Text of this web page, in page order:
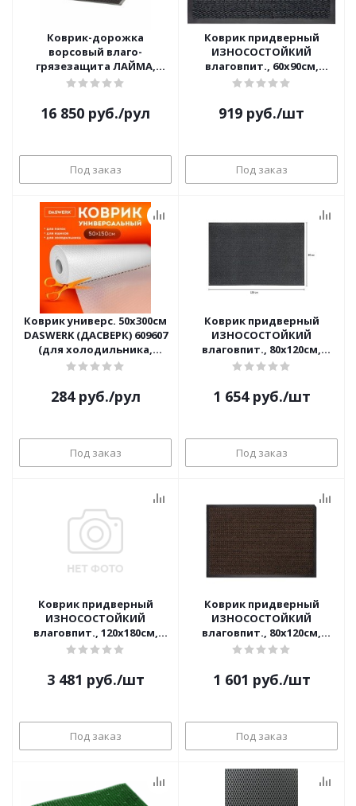
Коврик-дорожка
ворсовый влаго-
грязезащита ЛАЙМА,
0,9х15м, толщина 7мм,
16 850 руб./рул
Под заказ
Коврик придверный
ИЗНОСОСТОЙКИЙ
влаговпит., 60х90см,
ТАФТИНГ, LAIMA EXPERT,
919 руб./шт
Под заказ
Коврик универс. 50х300см
DASWERK (ДАСВЕРК) 609607
(для холодильника,
кухонных ящиков, под
284руб./рул
Под заказ
Коврик придверный
ИЗНОСОСТОЙКИЙ
влаговпит., 80х120см,
ТАФТИНГ, LAIMA EXPERT,
1 654руб./шт
Под заказ
Коврик придверный
ИЗНОСОСТОЙКИЙ
влаговпит., 120х180см,
ТАФТИНГ, LAIMA EXPERT,
3 481 руб./шт
Под заказ
Коврик придверный
ИЗНОСОСТОЙКИЙ
влаговпит., 80х120см,
ТАФТИНГ, LAIMA EXPERT,
1 601 руб./шт
Под заказ